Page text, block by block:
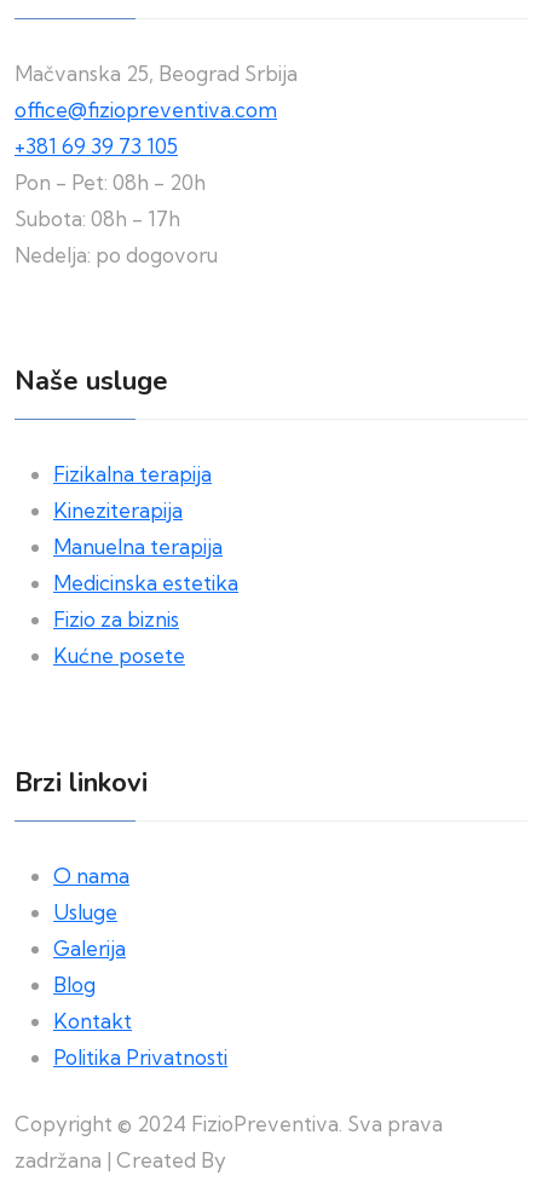
Mačvanska 25, Beograd Srbija
office@fiziopreventiva.com
+381 69 39 73 105
Pon - Pet: 08h - 20h
Subota: 08h - 17h
Nedelja: po dogovoru
Naše usluge
Fizikalna terapija
Kineziterapija
Manuelna terapija
Medicinska estetika
Fizio za biznis
Kućne posete
Brzi linkovi
O nama
Usluge
Galerija
Blog
Kontakt
Politika Privatnosti
Copyright © 2024 FizioPreventiva. Sva prava
zadržana | Created By